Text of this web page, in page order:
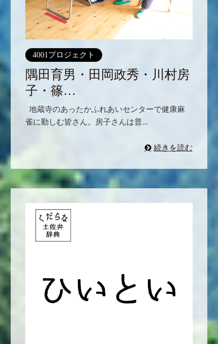
4001プロジェクト
隅田育男・田岡政秀・川村房
子・篠…
地蔵寺のあったかふれあいセンターで健康麻
雀に勤しむ皆さん。房子さんは普...
続きを読む